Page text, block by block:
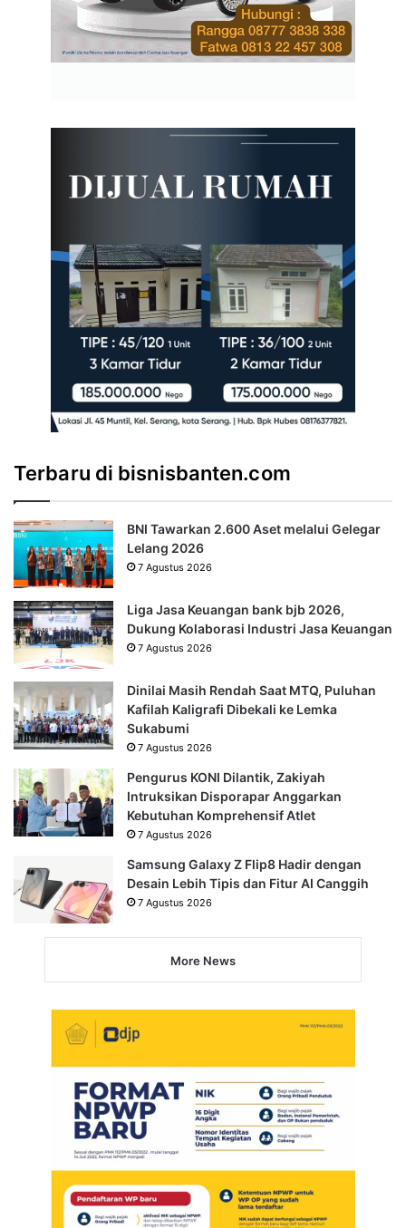
Terbaru di bisnisbanten.com
BNI Tawarkan 2.600 Aset melalui Gelegar
Lelang 2026
7 Agustus 2026
Liga Jasa Keuangan bank bjb 2026,
Dukung Kolaborasi Industri Jasa Keuangan
7 Agustus 2026
Dinilai Masih Rendah Saat MTQ, Puluhan
Kafilah Kaligrafi Dibekali ke Lemka
Sukabumi
7 Agustus 2026
Pengurus KONI Dilantik, Zakiyah
Intruksikan Disporapar Anggarkan
Kebutuhan Komprehensif Atlet
7 Agustus 2026
Samsung Galaxy Z Flip8 Hadir dengan
Desain Lebih Tipis dan Fitur AI Canggih
7 Agustus 2026
More News